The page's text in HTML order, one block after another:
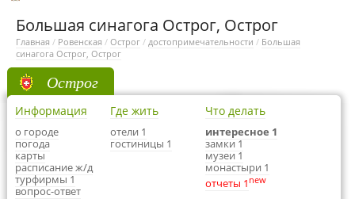
Большая синагога Острог, Острог
Главная / Ровенская / Острог / достопримечательности / Большая
синагога Острог, Острог
Острог
Информация
о городе
погода
карты
расписание ж/д
турфирмы 1
вопрос-ответ
Где жить
отели 1
гостиницы 1
Что делать
интересное 1
замки 1
музеи 1
монастыри 1
отчеты 1 new